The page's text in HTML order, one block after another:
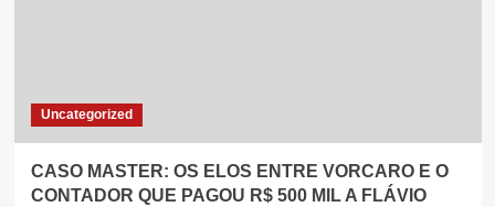
Uncategorized
CASO MASTER: OS ELOS ENTRE VORCARO E O
CONTADOR QUE PAGOU R$ 500 MIL A FLÁVIO